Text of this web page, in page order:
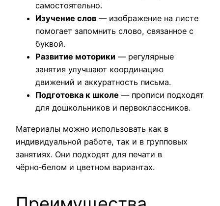
самостоятельно.
Изучение слов — изображение на листе
помогает запомнить слово, связанное с
буквой.
Развитие моторики — регулярные
занятия улучшают координацию
движений и аккуратность письма.
Подготовка к школе — прописи подходят
для дошкольников и первоклассников.
Материалы можно использовать как в
индивидуальной работе, так и в групповых
занятиях. Они подходят для печати в
чёрно‑белом и цветном вариантах.